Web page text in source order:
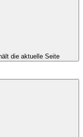
die aktuelle Seite